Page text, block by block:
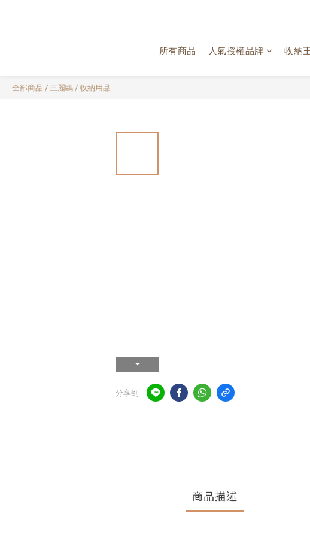
所有商品 人氣授權品牌 收納
全部商品 / 三麗鷗 / 收納用品
分享到
商品描述